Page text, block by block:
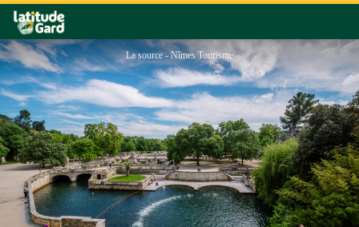
Rando Gard
La source - Nîmes Tourisme